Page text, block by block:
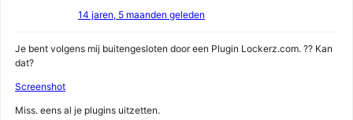
14 jaren, 5 maanden geleden
Je bent volgens mij buitengesloten door een Plugin Lockerz.com. ?? Kan
dat?
Screenshot
Miss. eens al je plugins uitzetten.